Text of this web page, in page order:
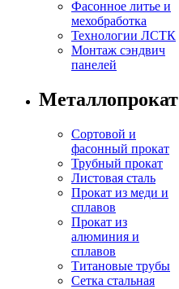
Фасонное литье и
мехобработка
Технологии ЛСТК
Монтаж сэндвич
панелей
Металлопрокат
Сортовой и
фасонный прокат
Трубный прокат
Листовая сталь
Прокат из меди и
сплавов
Прокат из
алюминия и
сплавов
Титановые трубы
Сетка стальная